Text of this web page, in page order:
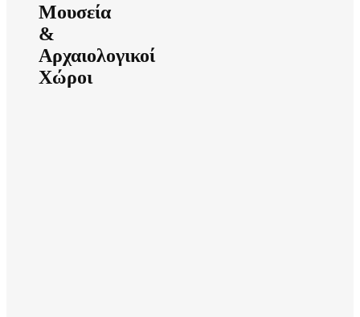
Μουσεία
&
Αρχαιολογικοί
Χώροι